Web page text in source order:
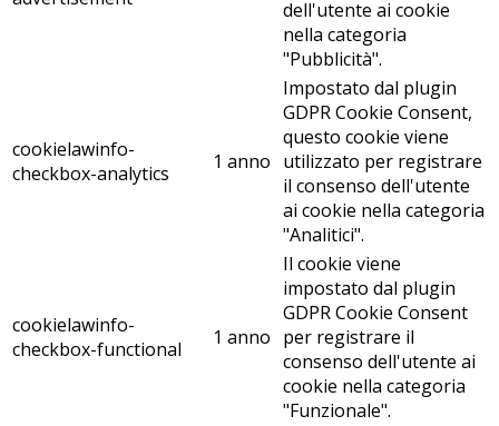
dell'utente ai cookie
nella categoria
"Pubblicità".
cookielawinfo-
checkbox-analytics
1 anno
Impostato dal plugin
GDPR Cookie Consent,
questo cookie viene
utilizzato per registrare
il consenso dell'utente
ai cookie nella categoria
"Analitici".
cookielawinfo-
checkbox-functional
1 anno
Il cookie viene
impostato dal plugin
GDPR Cookie Consent
per registrare il
consenso dell'utente ai
cookie nella categoria
"Funzionale".